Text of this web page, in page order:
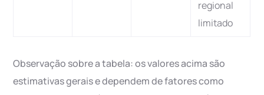
regional
limitado
Observação sobre a tabela: os valores acima são
estimativas gerais e dependem de fatores como